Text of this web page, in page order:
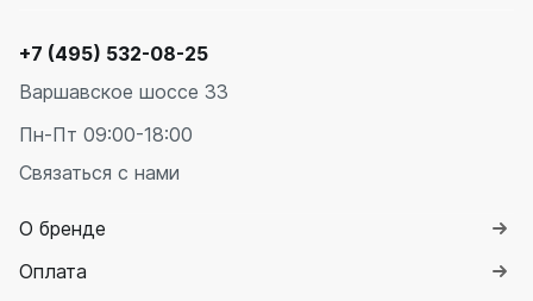
+7 (495) 532-08-25
Варшавское шоссе 33
Пн-Пт 09:00-18:00
Связаться с нами
О бренде
Оплата